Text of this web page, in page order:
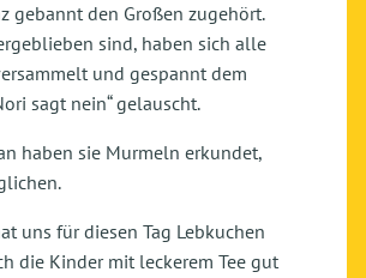
gebannt den Großen zugehört.
sind, haben sich alle
und gespannt dem
sagt nein“ gelauscht.
haben sie Murmeln erkundet,
uns für diesen Tag Lebkuchen
die Kinder mit leckerem Tee gut